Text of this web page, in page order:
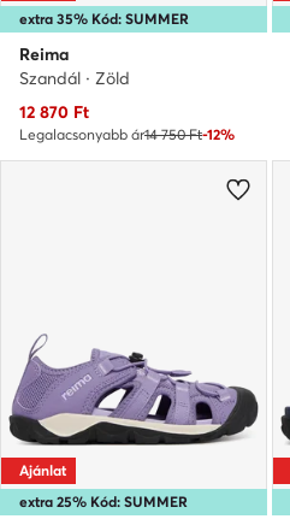
extra 35% Kód: SUMMER
Reima
Szandál · Zöld
Aktuális ár
12 870 Ft
Legalacsonyabb ár14 750 Ft-12%
extra 25% Kód: SUMMER
Ajánlat